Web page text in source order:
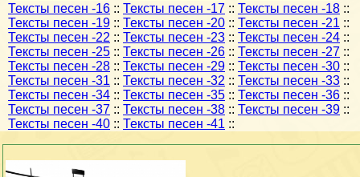
Тексты песен -16 :: Тексты песен -17 :: Тексты песен -18 ::
Тексты песен -19 :: Тексты песен -20 :: Тексты песен -21 ::
Тексты песен -22 :: Тексты песен -23 :: Тексты песен -24 ::
Тексты песен -25 :: Тексты песен -26 :: Тексты песен -27 ::
Тексты песен -28 :: Тексты песен -29 :: Тексты песен -30 ::
Тексты песен -31 :: Тексты песен -32 :: Тексты песен -33 ::
Тексты песен -34 :: Тексты песен -35 :: Тексты песен -36 ::
Тексты песен -37 :: Тексты песен -38 :: Тексты песен -39 ::
Тексты песен -40 :: Тексты песен -41 ::